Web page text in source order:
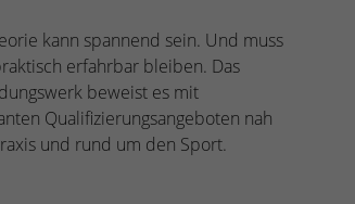
kann spannend sein. Und muss
erfahrbar bleiben. Das
beweist es mit
Qualifizierungsangeboten nah
und rund um den Sport.